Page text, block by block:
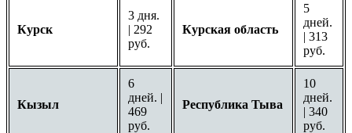
Курск
3 дня.
| 292
руб.
Курская область
5
дней.
| 313
руб.
Кызыл
6
дней. |
469
руб.
Республика Тыва
10
дней.
| 340
руб.